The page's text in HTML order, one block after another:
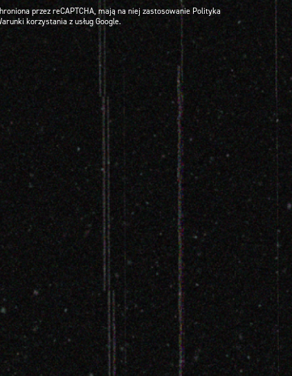
przez reCAPTCHA, mają na niej zastosowaniePolityka
korzystania z usług Google.